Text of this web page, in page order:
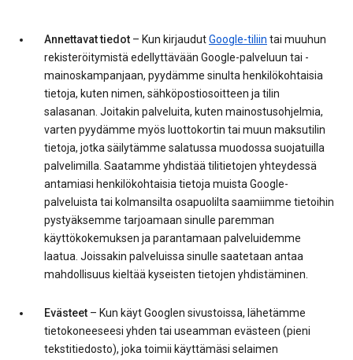
Annettavat tiedot – Kun kirjaudutGoogle-tiliin tai muuhun
rekisteröitymistä edellyttävään Google-palveluun tai -
mainoskampanjaan, pyydämme sinulta henkilökohtaisia
tietoja, kuten nimen, sähköpostiosoitteen ja tilin
salasanan. Joitakin palveluita, kuten mainostusohjelmia,
varten pyydämme myös luottokortin tai muun maksutilin
tietoja, jotka säilytämme salatussa muodossa suojatuilla
palvelimilla. Saatamme yhdistää tilitietojen yhteydessä
antamiasi henkilökohtaisia tietoja muista Google-
palveluista tai kolmansilta osapuolilta saamiimme tietoihin
pystyäksemme tarjoamaan sinulle paremman
käyttökokemuksen ja parantamaan palveluidemme
laatua. Joissakin palveluissa sinulle saatetaan antaa
mahdollisuus kieltää kyseisten tietojen yhdistäminen.
Evästeet – Kun käyt Googlen sivustoissa, lähetämme
tietokoneeseesi yhden tai useamman evästeen (pieni
tekstitiedosto), joka toimii käyttämäsi selaimen